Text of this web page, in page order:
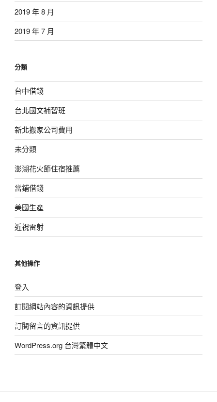
2019 年 8 月
2019 年 7 月
分類
台中借錢
台北國文補習班
新北搬家公司費用
未分類
澎湖花火節住宿推薦
當鋪借錢
美國生產
近視雷射
其他操作
登入
訂閱網站內容的資訊提供
訂閱留言的資訊提供
WordPress.org 台灣繁體中文